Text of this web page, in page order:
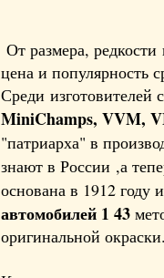
От размера,
цена и популярность
Среди изготовителей
MiniChamps, VVM,
"патриарха" в
знают в России ,а
основана в 1912 году
автомобилей 1 43
оригинальной окраски.